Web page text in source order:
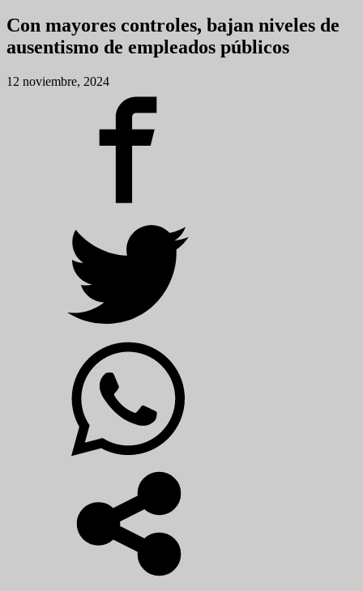
Con mayores controles, bajan niveles de
ausentismo de empleados públicos
12 noviembre, 2024